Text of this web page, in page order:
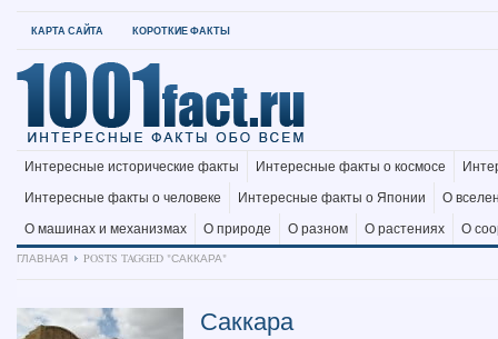
КАРТА САЙТА КОРОТКИЕ ФАКТЫ
Интересные исторические факты Интересные факты о космосе
Интересные факты о человеке
Интересные факты о Японии
О
О машинах и механизмах
О природе О разном О растениях
О
ГЛАВНАЯ
POSTS TAGGED "САККАРА"
Саккара